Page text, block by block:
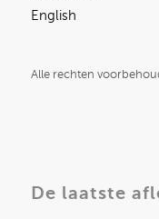
English
Alle rechten
De laatste